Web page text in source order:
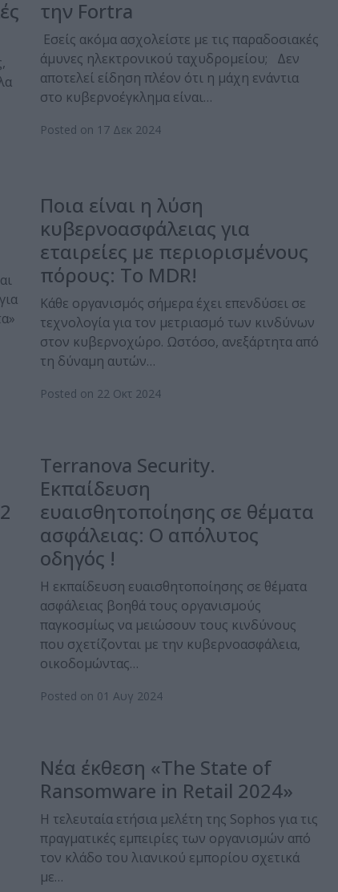
την Fortra
Εσείς ακόμα ασχολείστε με τις παραδοσιακές
άμυνες ηλεκτρονικού ταχυδρομείου; Δεν
αποτελεί είδηση ​​πλέον ότι η μάχη ενάντια
στο κυβερνοέγκλημα είναι…
Posted on 17 Δεκ 2024
Ποια είναι η λύση
κυβερνοασφάλειας για
εταιρείες με περιορισμένους
πόρους: Το MDR!
Κάθε οργανισμός σήμερα έχει επενδύσει σε
τεχνολογία για τον μετριασμό των κινδύνων
στον κυβερνοχώρο. Ωστόσο, ανεξάρτητα από
τη δύναμη αυτών…
Posted on 22 Οκτ 2024
Terranova Security.
Εκπαίδευση
ευαισθητοποίησης σε θέματα
ασφάλειας: Ο απόλυτος
οδηγός !
Η εκπαίδευση ευαισθητοποίησης σε θέματα
ασφάλειας βοηθά τους οργανισμούς
παγκοσμίως να μειώσουν τους κινδύνους
που σχετίζονται με την κυβερνοασφάλεια,
οικοδομώντας…
Posted on 01 Αυγ 2024
Νέα έκθεση «The State of
Ransomware in Retail 2024»
Η τελευταία ετήσια μελέτη της Sophos για τις
πραγματικές εμπειρίες των οργανισμών από
τον κλάδο του λιανικού εμπορίου σχετικά
με…